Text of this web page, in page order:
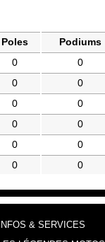
Poles Podiums
0 0
0 0
0 0
0 0
0 0
0 0
INFOS & SERVICES